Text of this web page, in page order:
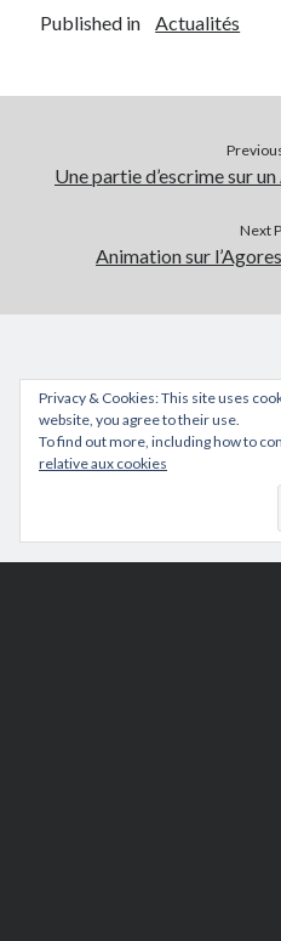
Published in Actualités
Une partie d’escrime sur
Next
Animation sur
Privacy & Cookies: This site uses
website, you agree to their use.
To find out more, including how to
relative aux cookies